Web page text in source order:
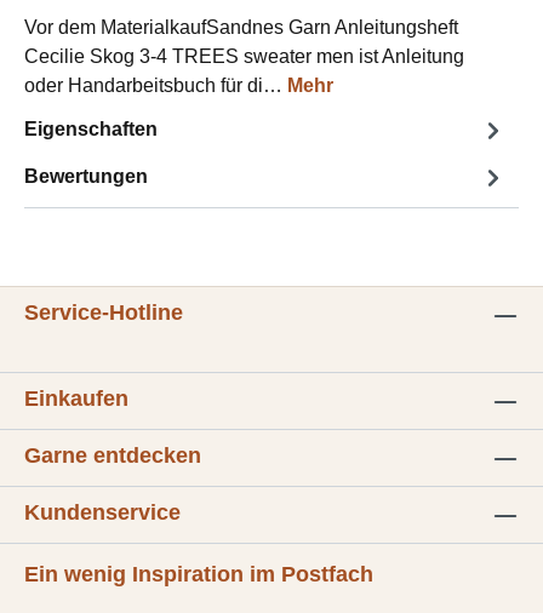
Vor dem MaterialkaufSandnes Garn Anleitungsheft
Cecilie Skog 3-4 TREES sweater men ist Anleitung
oder Handarbeitsbuch für di… Mehr
Eigenschaften
Bewertungen
Service-Hotline
Einkaufen
Garne entdecken
Kundenservice
Ein wenig Inspiration im Postfach